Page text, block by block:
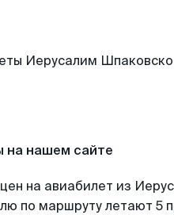
на нашем сайте
на авиабилет из
по маршруту летают 5